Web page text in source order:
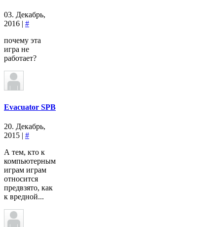
03. Декабрь,
2016 | #
почему эта
игра не
работает?
Evacuator SPB
20. Декабрь,
2015 | #
А тем, кто к
компьютерным
играм играм
относится
предвзято, как
к вредной...